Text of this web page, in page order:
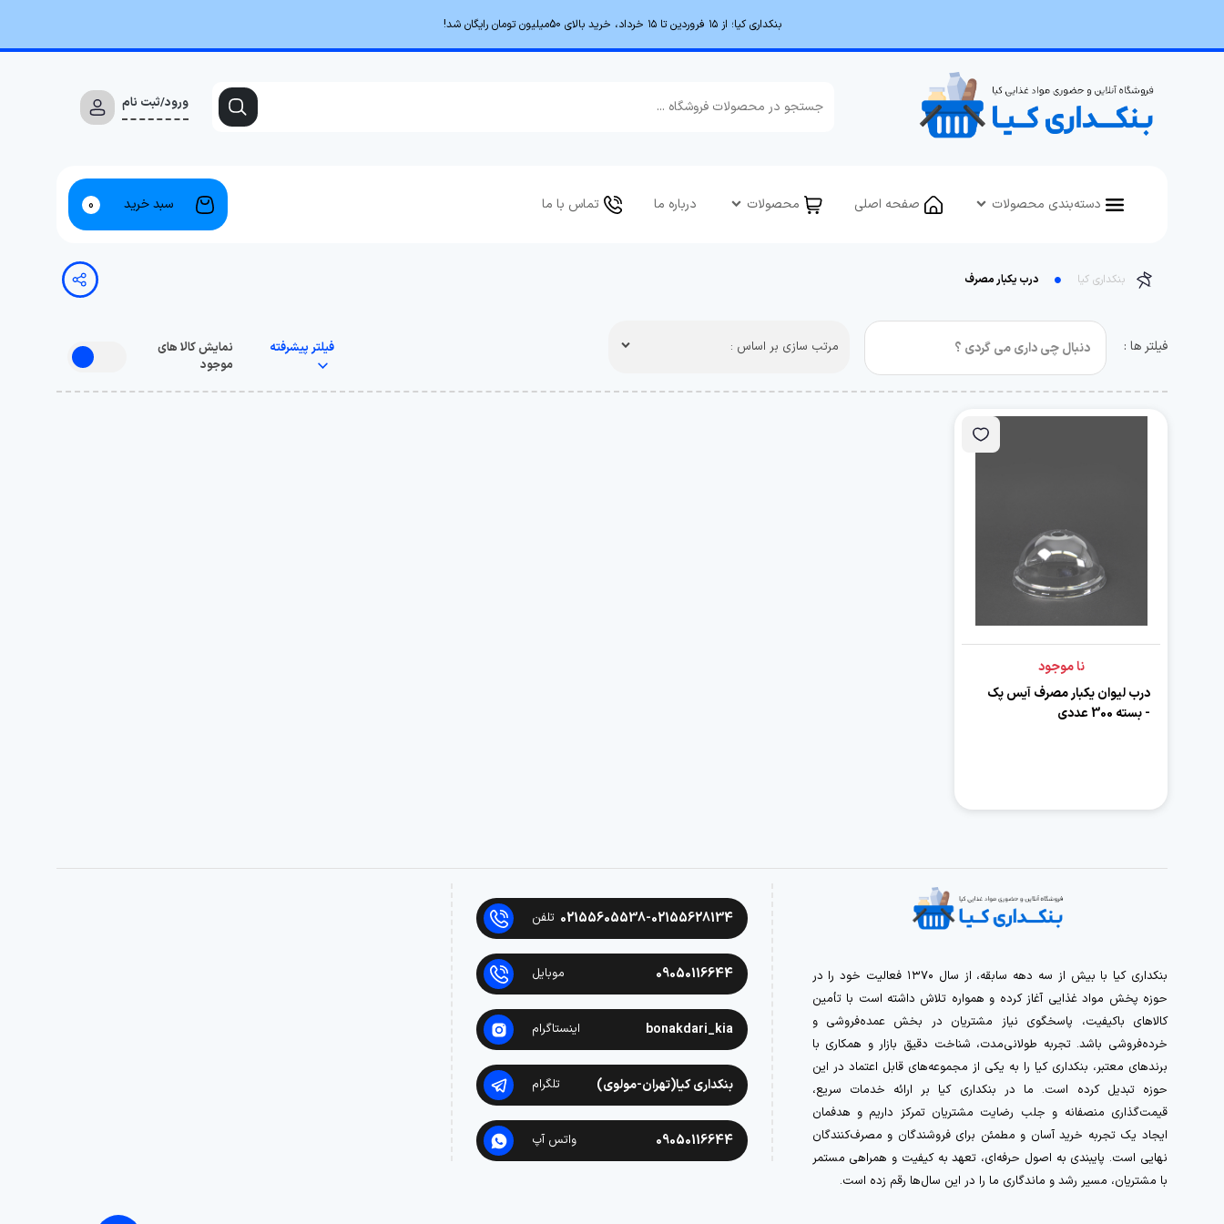
بنکداری کیا؛ از ۱۵ فروردین تا ۱۵ خرداد، خرید بالای 50میلیون تومان رایگان شد!
ورود/ثبت نام
دسته‌بندی محصولات صفحه اصلی محصولات درباره ما تماس با ما سبد خرید 0
بنکداری کیا درب یکبار مصرف
فیلتر ها : مرتب سازی بر اساس : فیلتر پیشرفته
نمایش کالا های
موجود
نا موجود
درب لیوان یکبار مصرف آیس پک
- بسته 300 عددی
بنکداری کیا با بیش از سه دهه سابقه، از سال ۱۳۷۰ فعالیت خود را در
حوزه پخش مواد غذایی آغاز کرده و همواره تلاش داشته است با تأمین
کالاهای باکیفیت، پاسخگوی نیاز مشتریان در بخش عمده‌فروشی و
خرده‌فروشی باشد. تجربه طولانی‌مدت، شناخت دقیق بازار و همکاری با
برندهای معتبر، بنکداری کیا را به یکی از مجموعه‌های قابل اعتماد در این
حوزه تبدیل کرده است. ما در بنکداری کیا بر ارائه خدمات سریع،
قیمت‌گذاری منصفانه و جلب رضایت مشتریان تمرکز داریم و هدفمان
ایجاد یک تجربه خرید آسان و مطمئن برای فروشندگان و مصرف‌کنندگان
نهایی است. پایبندی به اصول حرفه‌ای، تعهد به کیفیت و همراهی مستمر
با مشتریان، مسیر رشد و ماندگاری ما را در این سال‌ها رقم زده است.
02155605538-02155628134 تلفن
09050116644 موبایل
bonakdari_kia اینستاگرام
بنکداری کیا(تهران-مولوی) تلگرام
09050116644 واتس آپ